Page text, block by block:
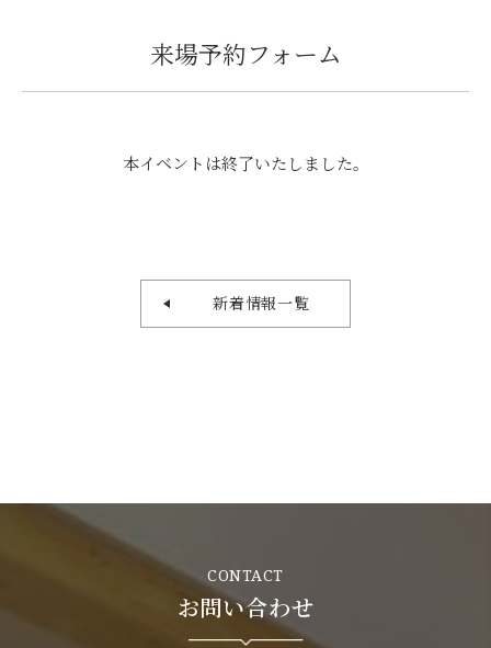
来場予約フォーム
本イベントは終了いたしました。
新着情報一覧
CONTACT
お問い合わせ